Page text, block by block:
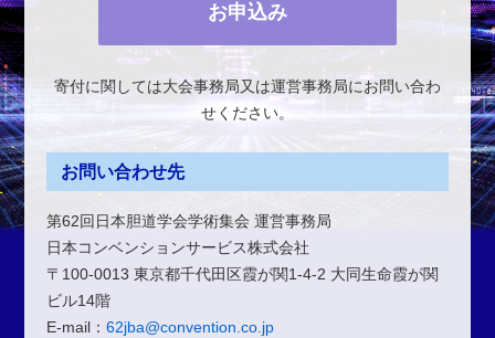
お申込み
寄付に関しては大会事務局又は運営事務局にお問い合わ
せください。
お問い合わせ先
第62回日本胆道学会学術集会 運営事務局
日本コンベンションサービス株式会社
〒100-0013 東京都千代田区霞が関1-4-2 大同生命霞が関
ビル14階
E-mail：62jba@convention.co.jp